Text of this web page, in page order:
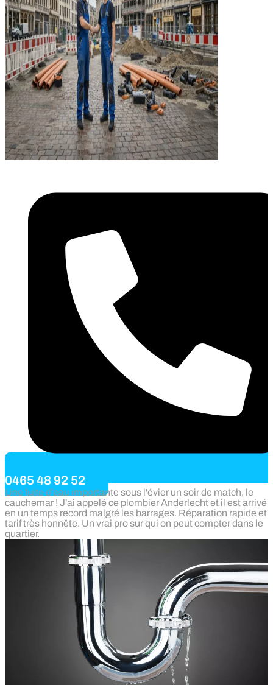
0465 48 92 52
Une fuite d’eau importante sous l'évier un soir de match, le
cauchemar ! J'ai appelé ce plombier Anderlecht et il est arrivé
en un temps record malgré les barrages. Réparation rapide et
tarif très honnête. Un vrai pro sur qui on peut compter dans le
quartier.